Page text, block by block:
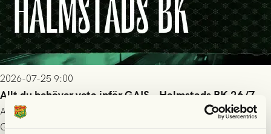
2026-07-25 9:00
Allt du behöver veta inför GAIS - Halmstads BK 26/7
All evenemangsinformation du kan behöva inför ditt besök på
Gamla Ullevi och matchen mellan GAIS och Halmstads BK i